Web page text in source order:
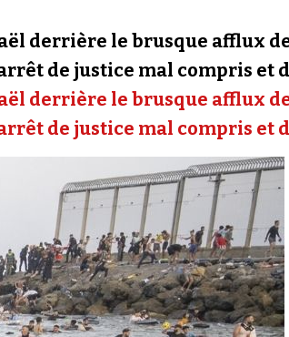
derrière le brusque afflux
de justice mal compris et
derrière le brusque afflux
de justice mal compris et